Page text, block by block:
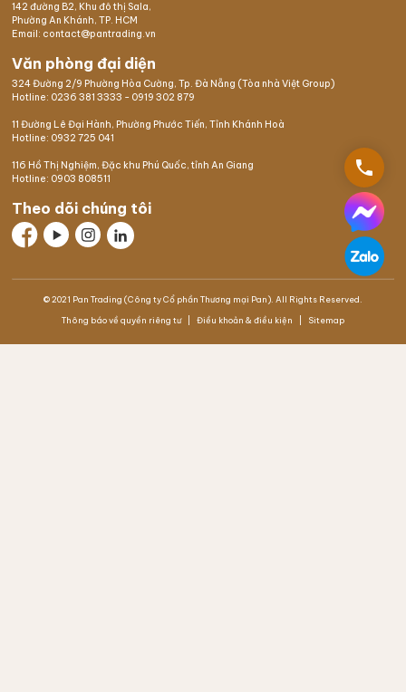
142 đường B2, Khu đô thị Sala,
Phường An Khánh, TP. HCM
Email: contact@pantrading.vn
Văn phòng đại diện
324 Đường 2/9 Phường Hòa Cường, Tp. Đà Nẵng (Tòa nhà Việt Group)
Hotline: 0236 381 3333 - 0919 302 879
11 Đường Lê Đại Hành, Phường Phước Tiến, Tỉnh Khánh Hoà
Hotline: 0932 725 041
116 Hồ Thị Nghiệm, Đặc khu Phú Quốc, tỉnh An Giang
Hotline: 0903 808511
Theo dõi chúng tôi
© 2021 Pan Trading (Công ty Cổ phần Thương mại Pan). All Rights Reserved.
Thông báo về quyền riêng tư Điều khoản & điều kiện Sitemap
phone